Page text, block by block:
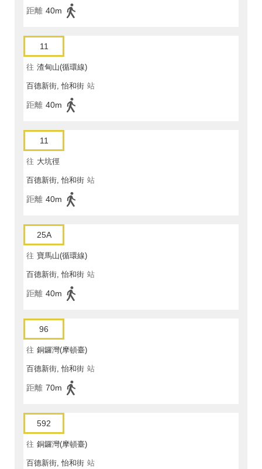
距離 40m
11
往 渣甸山(循環線)
百德新街, 怡和街 站
距離 40m
11
往 大坑徑
百德新街, 怡和街 站
距離 40m
25A
往 寶馬山(循環線)
百德新街, 怡和街 站
距離 40m
96
往 銅鑼灣(摩頓臺)
百德新街, 怡和街 站
距離 70m
592
往 銅鑼灣(摩頓臺)
百德新街, 怡和街 站